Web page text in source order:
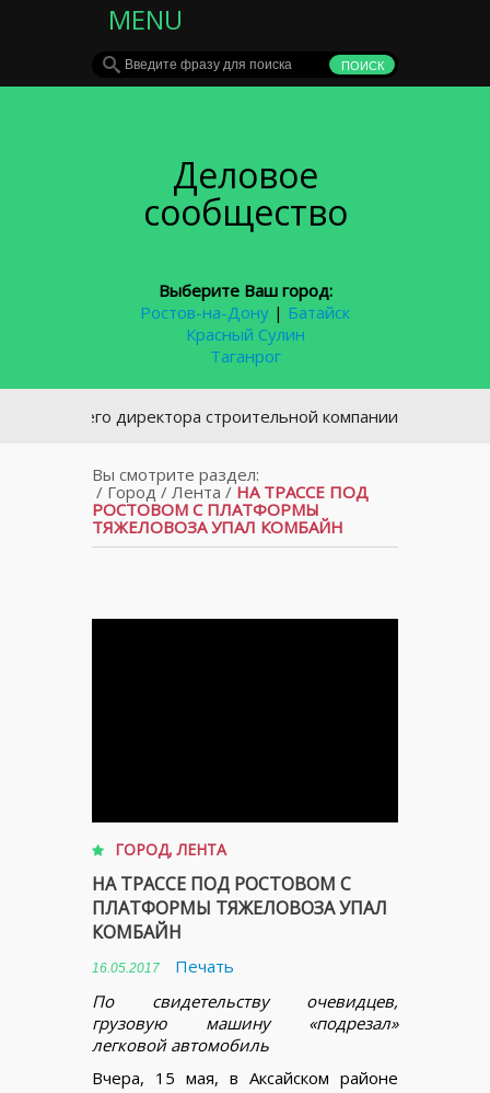
MENU
Деловое
сообщество
Выберите Ваш город:
Ростов-на-Дону | Батайск
Красный Сулин
Таганрог
директора строительной компании в Ростове
Вы смотрите раздел:
/ Город/ Лента / НА ТРАССЕ ПОД
РОСТОВОМ С ПЛАТФОРМЫ
ТЯЖЕЛОВОЗА УПАЛ КОМБАЙН
ГОРОД,ЛЕНТА
НА ТРАССЕ ПОД РОСТОВОМ С
ПЛАТФОРМЫ ТЯЖЕЛОВОЗА УПАЛ
КОМБАЙН
16.05.2017
Печать
По свидетельству очевидцев,
грузовую машину «подрезал»
легковой автомобиль
Вчера, 15 мая, в Аксайском районе